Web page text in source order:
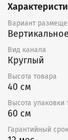
стали с
а
защитой от
не оснащен
воздуха, но
регулятором
минимальной
температуру
Вариант
Вид канала
Круглый
Высота товара
40 см
Высота упаковки
60 см
Гарантийный срок